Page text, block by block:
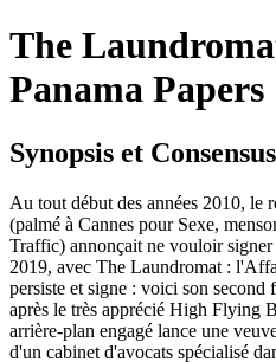
The
Panama Papers
Synopsis et
Au tout début des années 2010, le
(palmé à Cannes pour Sexe,
Traffic) annonçait ne vouloir
2019, avec The Laundromat :
persiste et signe : voici son
après le très apprécié High Flying
arrière-plan engagé lance une
d'un cabinet d'avocats spécialisé